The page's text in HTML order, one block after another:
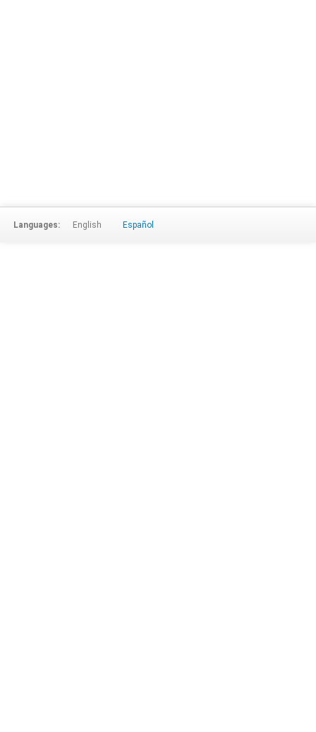
Languages: English Español